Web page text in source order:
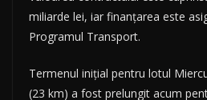
miliarde lei, iar finanțarea este
Programul Transport.
Termenul inițial pentru lotul
(23 km) a fost prelungit acum